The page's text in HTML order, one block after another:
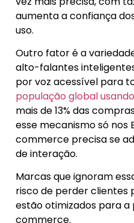
aumenta a confiança
uso.
Outro fator é a
alto-falantes
por voz acessível para
população global
mais de 13% das
esse mecanismo só nos
commerce precisa se
de interação.
Marcas que ignoram
risco de perder clientes
estão otimizados para a
commerce.